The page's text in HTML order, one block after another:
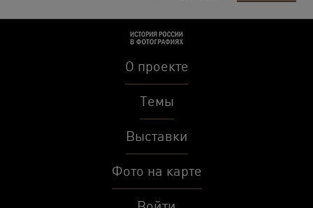
О проекте
Темы
Выставки
Фото на карте